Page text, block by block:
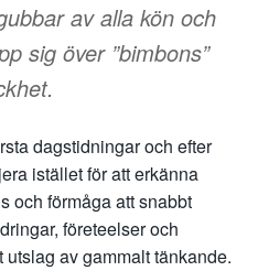
av alla kön och
sig över ”bimbons”
dagstidningar och efter
istället för att erkänna
och förmåga att snabbt
företeelser och
av gammalt tänkande.